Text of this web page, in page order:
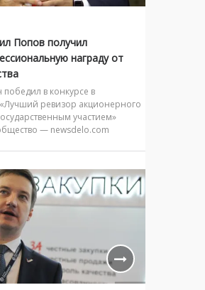
Попов получил
награду от
победил в конкурсе в
ревизор акционерного
участием»
— newsdelo.com